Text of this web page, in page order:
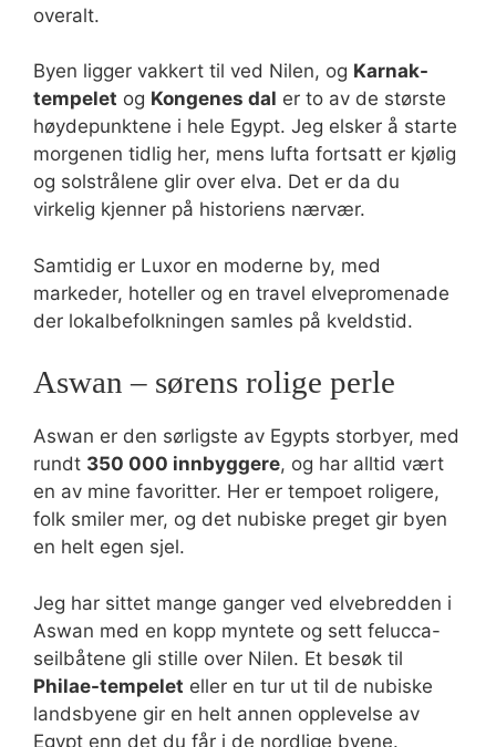
overalt.
Byen ligger vakkert til ved Nilen, og Karnak-
tempelet og Kongenes dal er to av de største
høydepunktene i hele Egypt. Jeg elsker å starte
morgenen tidlig her, mens lufta fortsatt er kjølig
og solstrålene glir over elva. Det er da du
virkelig kjenner på historiens nærvær.
Samtidig er Luxor en moderne by, med
markeder, hoteller og en travel elvepromenade
der lokalbefolkningen samles på kveldstid.
Aswan – sørens rolige perle
Aswan er den sørligste av Egypts storbyer, med
rundt 350 000 innbyggere, og har alltid vært
en av mine favoritter. Her er tempoet roligere,
folk smiler mer, og det nubiske preget gir byen
en helt egen sjel.
Jeg har sittet mange ganger ved elvebredden i
Aswan med en kopp myntete og sett felucca-
seilbåtene gli stille over Nilen. Et besøk til
Philae-tempelet eller en tur ut til de nubiske
landsbyene gir en helt annen opplevelse av
Egypt enn det du får i de nordlige byene.